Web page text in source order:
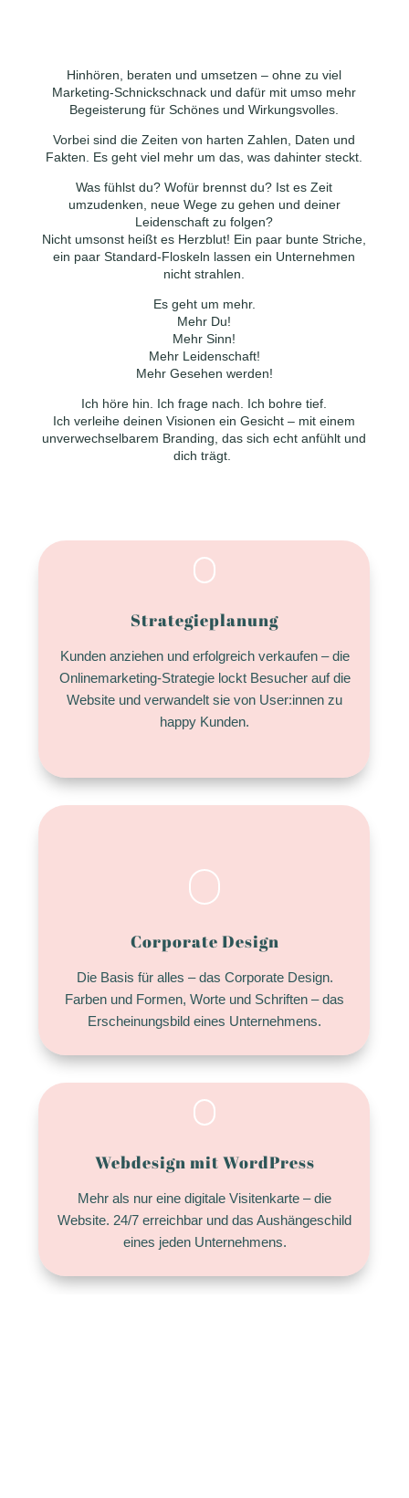
Hinhören, beraten und umsetzen – ohne zu viel
Marketing-Schnickschnack und dafür mit umso mehr
Begeisterung für Schönes und Wirkungsvolles.
Vorbei sind die Zeiten von harten Zahlen, Daten und
Fakten. Es geht viel mehr um das, was dahinter steckt.
Was fühlst du? Wofür brennst du? Ist es Zeit
umzudenken, neue Wege zu gehen und deiner
Leidenschaft zu folgen?
Nicht umsonst heißt es Herzblut! Ein paar bunte Striche,
ein paar Standard-Floskeln lassen ein Unternehmen
nicht strahlen.
Es geht um mehr.
Mehr Du!
Mehr Sinn!
Mehr Leidenschaft!
Mehr Gesehen werden!
Ich höre hin. Ich frage nach. Ich bohre tief.
Ich verleihe deinen Visionen ein Gesicht – mit einem
unverwechselbarem Branding, das sich echt anfühlt und
dich trägt.
Strategieplanung
Kunden anziehen und erfolgreich verkaufen – die
Onlinemarketing-Strategie lockt Besucher auf die
Website und verwandelt sie von User:innen zu
happy Kunden.
Corporate Design
Die Basis für alles – das Corporate Design.
Farben und Formen, Worte und Schriften – das
Erscheinungsbild eines Unternehmens.
Webdesign mit WordPress
Mehr als nur eine digitale Visitenkarte – die
Website. 24/7 erreichbar und das Aushängeschild
eines jeden Unternehmens.